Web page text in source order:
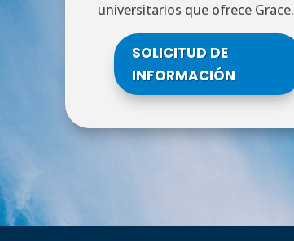
universitarios que ofrece Grace.
SOLICITUD DE
INFORMACIÓN